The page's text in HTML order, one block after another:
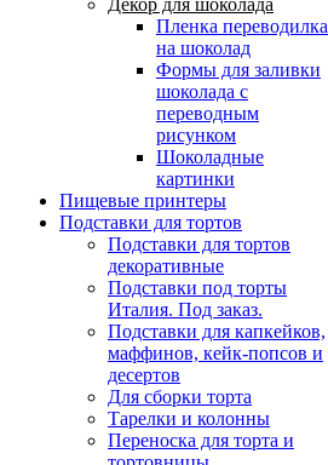
Декор для шоколада
Пленка переводилка
на шоколад
Формы для заливки
шоколада с
переводным
рисунком
Шоколадные
картинки
Пищевые принтеры
Подставки для тортов
Подставки для тортов
декоративные
Подставки под торты
Италия. Под заказ.
Подставки для капкейков,
маффинов, кейк-попсов и
десертов
Для сборки торта
Тарелки и колонны
Переноска для торта и